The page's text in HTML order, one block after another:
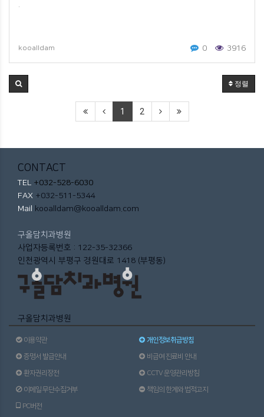
kooalldam 0 3916
정렬
1 2
CONTACT
TEL +032-528-6030
FAX +032-511-5344
Mail
kooalldam@kooalldam.com
구올담치과병원
사업자등록번호 : 122-35-32366
인천광역시 부평구 경원대로 1418 (부평동)
구올담치과병원
이용약관 개인정보취급방침
증명서 발급안내 비급여 진료비 안내
환자권리장전 CCTV 운영관리방침
이메일 무단수집거부 책임의 한계와 법적고지
PC버전